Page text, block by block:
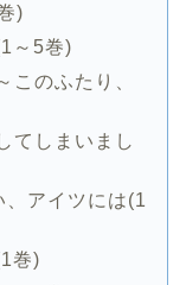
)
～5巻)
このふたり、
てしまいまし
アイツには(1
巻)